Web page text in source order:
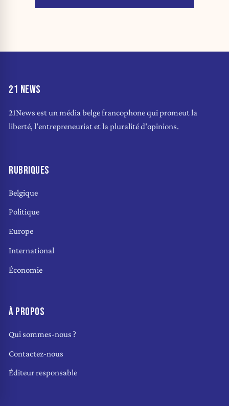
21 NEWS
21News est un média belge francophone qui promeut la
liberté, l'entrepreneuriat et la pluralité d'opinions.
RUBRIQUES
Belgique
Politique
Europe
International
Économie
À PROPOS
Qui sommes-nous ?
Contactez-nous
Éditeur responsable